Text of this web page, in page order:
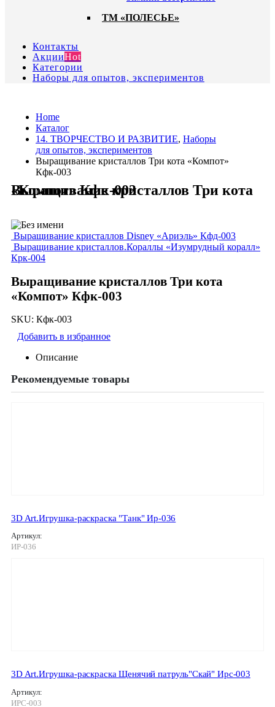
ТМ «ПОЛЕСЬЕ»
Контакты
АкцииHot
Категории
Наборы для опытов, экспериментов
Home
Каталог
14. ТВОРЧЕСТВО И РАЗВИТИЕ, Наборы
для опытов, экспериментов
Выращивание кристаллов Три кота «Компот»
Кфк-003
Выращивание кристаллов Три кота «Компот» Кфк-003
Выращивание кристаллов Disney «Ариэль» Кфд-003
Выращивание кристаллов.Кораллы «Изумрудный коралл»
Крк-004
Выращивание кристаллов Три кота
«Компот» Кфк-003
SKU: Кфк-003
Добавить в избранное
Описание
Рекомендуемые товары
3D Art.Игрушка-раскраска "Танк" Ир-036
Артикул:
ИР-036
3D Art.Игрушка-раскраска Щенячий патруль"Скай" Ирс-003
Артикул:
ИРС-003